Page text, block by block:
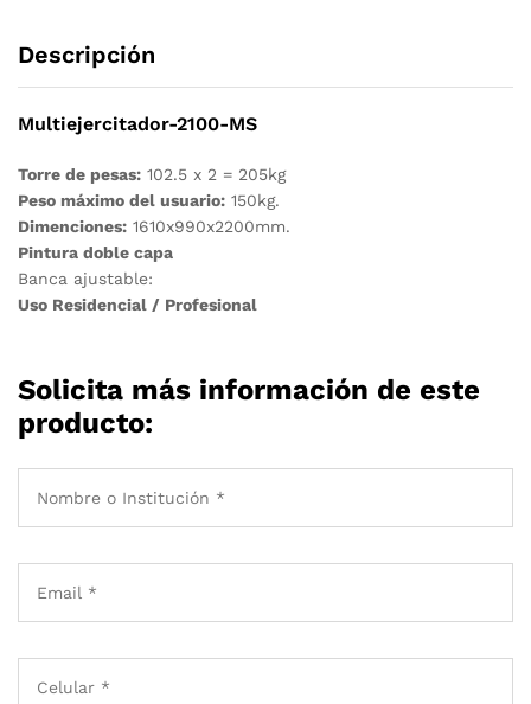
Descripción
Multiejercitador-2100-MS
Torre de pesas: 102.5 x 2 = 205kg
Peso máximo del usuario: 150kg.
Dimenciones: 1610x990x2200mm.
Pintura doble capa
Banca ajustable:
Uso Residencial / Profesional
Solicita más información de este
producto: